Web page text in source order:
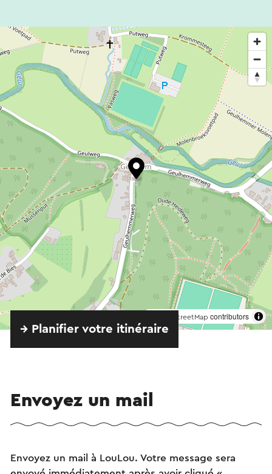
OpenStreetMap contributors
→ Planifier votre itinéraire
Envoyez un mail
Envoyez un mail à LouLou. Votre message sera